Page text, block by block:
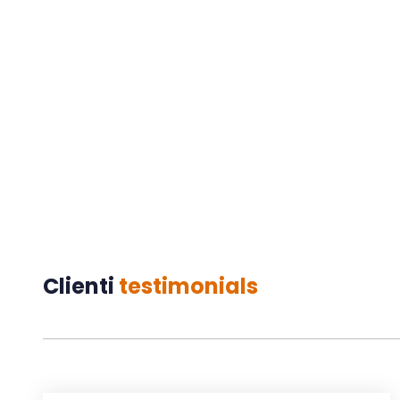
Clienti testimonials